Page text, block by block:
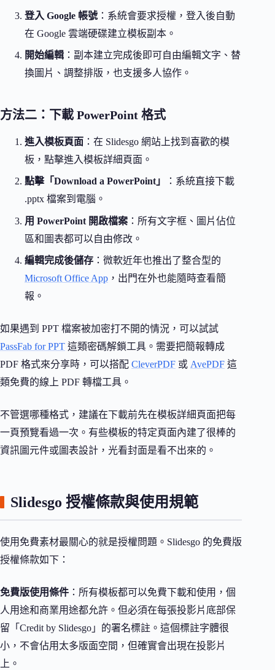
登入 Google 帳號：系統會要求授權，登入後自動
在 Google 雲端硬碟建立模板副本。
開始編輯 ：副本建立完成後即可自由編輯文字、替
換圖片、調整排版，也支援多人協作。
方法二：下載 PowerPoint 格式
進入模板頁面 ：在 Slidesgo 網站上找到喜歡的模
板，點擊進入模板詳細頁面。
點擊「Download a PowerPoint」
：系統直接下載
.pptx 檔案到電腦。
用 PowerPoint 開啟檔案 ：所有文字框、圖片佔位
區和圖表都可以自由修改。
編輯完成後儲存 ：微軟近年也推出了整合型的
Microsoft Office App ，出門在外也能隨時查看簡
報。
如果遇到 PPT 檔案被加密打不開的情況，可以試試
PassFab for PPT 這類密碼解鎖工具。需要把簡報轉成
PDF 格式來分享時，可以搭配 CleverPDF 或 AvePDF 這
類免費的線上 PDF 轉檔工具。
不管選哪種格式，建議在下載前先在模板詳細頁面把每
一頁預覽看過一次。有些模板的特定頁面內建了很棒的
資訊圖元件或圖表設計，光看封面是看不出來的。
Slidesgo 授權條款與使用規範
使用免費素材最關心的就是授權問題。Slidesgo 的免費版
授權條款如下：
免費版使用條件 ：所有模板都可以免費下載和使用，個
人用途和商業用途都允許。但必須在每張投影片底部保
留「Credit by Slidesgo」的署名標註。這個標註字體很
小，不會佔用太多版面空間，但確實會出現在投影片
上。